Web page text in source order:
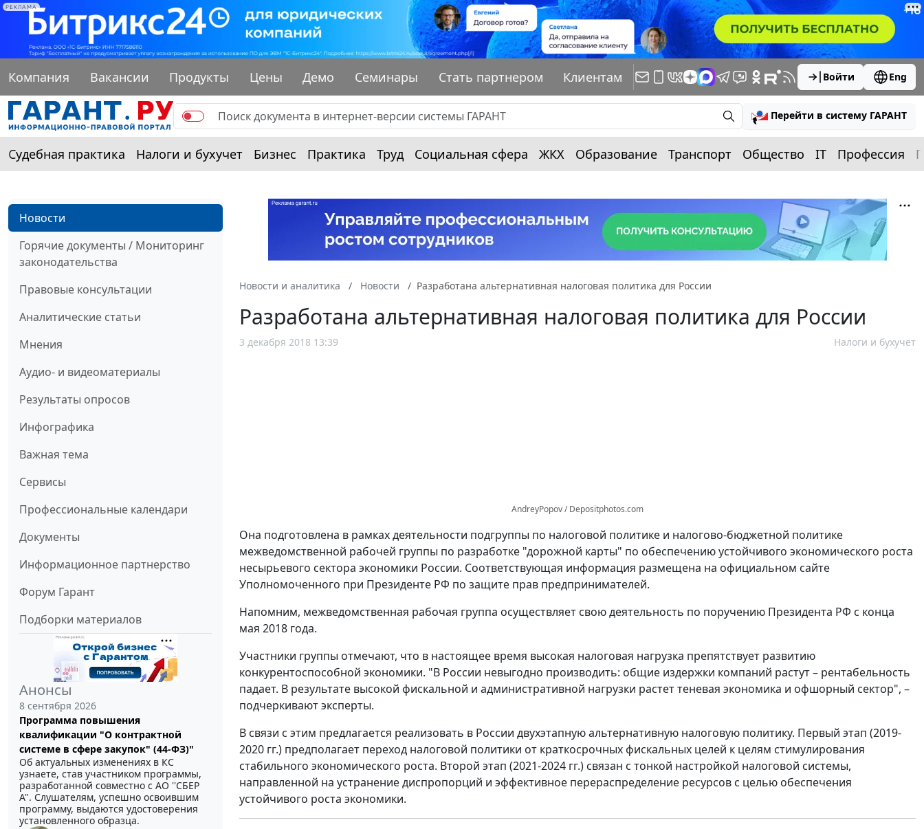
РЕКЛАМА
Компания Вакансии Продукты Цены Демо Семинары Стать партнером Клиентам Войти Eng
Перейти в систему ГАРАНТ
Судебная практика Налоги и бухучет Бизнес Практика Труд Социальная сфера ЖКХ Образование Транспорт Общество IT Профессия
Новости
Горячие документы / Мониторинг
законодательства
Правовые консультации
Аналитические статьи
Мнения
Аудио- и видеоматериалы
Результаты опросов
Инфографика
Важная тема
Сервисы
Профессиональные календари
Документы
Информационное партнерство
Форум Гарант
Подборки материалов
Анонсы
8 сентября 2026
Программа повышения
квалификации "О контрактной
системе в сфере закупок" (44-ФЗ)"
Об актуальных изменениях в КС
узнаете, став участником программы,
разработанной совместно с АО ''СБЕР
А". Слушателям, успешно освоившим
программу, выдаются удостоверения
установленного образца.
Новости и аналитика Новости Разработана альтернативная налоговая политика для России
Разработана альтернативная налоговая политика для России
3 декабря 2018 13:39 Налоги и бухучет
AndreyPopov / Depositphotos.com
Она подготовлена в рамках деятельности подгруппы по налоговой политике и налогово-бюджетной политике
межведомственной рабочей группы по разработке "дорожной карты" по обеспечению устойчивого экономического роста
несырьевого сектора экономики России. Соответствующая информация размещена на официальном сайте
Уполномоченного при Президенте РФ по защите прав предпринимателей.
Напомним, межведомственная рабочая группа осуществляет свою деятельность по поручению Президента РФ с конца
мая 2018 года.
Участники группы отмечают, что в настоящее время высокая налоговая нагрузка препятствует развитию
конкурентоспособной экономики. "В России невыгодно производить: общие издержки компаний растут – рентабельность
падает. В результате высокой фискальной и административной нагрузки растет теневая экономика и офшорный сектор", –
подчеркивают эксперты.
В связи с этим предлагается реализовать в России двухэтапную альтернативную налоговую политику. Первый этап (2019-
2020 гг.) предполагает переход налоговой политики от краткосрочных фискальных целей к целям стимулирования
стабильного экономического роста. Второй этап (2021-2024 гг.) связан с тонкой настройкой налоговой системы,
направленной на устранение диспропорций и эффективное перераспределение ресурсов с целью обеспечения
устойчивого роста экономики.